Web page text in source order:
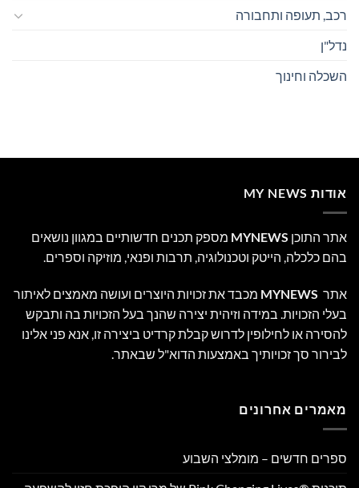
רכב, תעופה ותחבורה
נדל"ן
השכלה וחינוך
אודות MY NEWS
אתר התוכן MYNEWS מספק תכנים חדשותיים במגוון נושאים
בהם כלכלה, הייטק וטכנולוגיה, תרבות ופנאי, מוזיקה וספרים.
אתר MYNEWS מכבד את זכויות היוצרים ועושה מאמצים לאיתור
בעלי הזכויות. במידה וזיהית יצירה שהנך בעל הזכויות בה ותבקש
להסירה או לחילופין לדרוש קבלת קרדיט ביצירה זו, אנא פני אלינו
לבירור סך זכויותיך באמצעות הדוא"ל שבאתר.
מאמרים אחרונים
ספרים חדשים – מומלצי השבוע